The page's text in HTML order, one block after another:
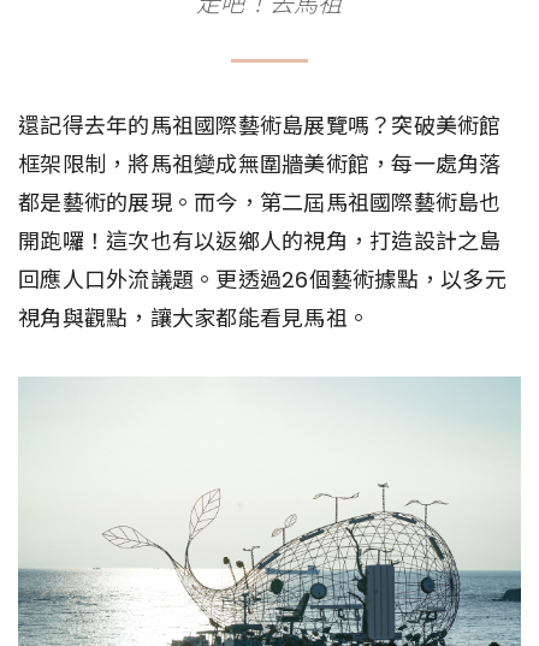
還記得去年的馬祖國際藝術島展覽嗎？突破美術館
框架限制，將馬祖變成無圍牆美術館，每一處角落
都是藝術的展現。而今，第二屆馬祖國際藝術島也
開跑囉！這次也有以返鄉人的視角，打造設計之島
回應人口外流議題。更透過26個藝術據點，以多元
視角與觀點，讓大家都能看見馬祖。